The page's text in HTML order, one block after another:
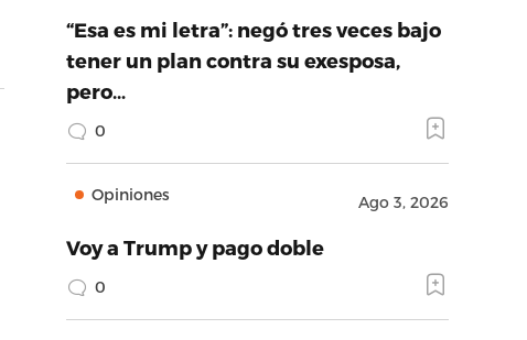
“Esa es mi letra”: negó tres veces bajo
tener un plan contra su exesposa,
pero…
0
Opiniones Ago 3, 2026
Voy a Trump y pago doble
0